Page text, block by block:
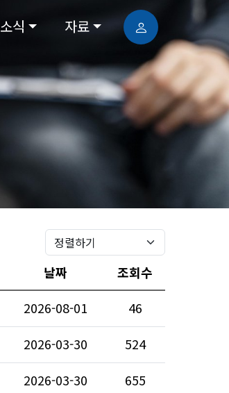
소식 자료
날짜 조회수
2026-08-01 46
2026-03-30 524
2026-03-30 655